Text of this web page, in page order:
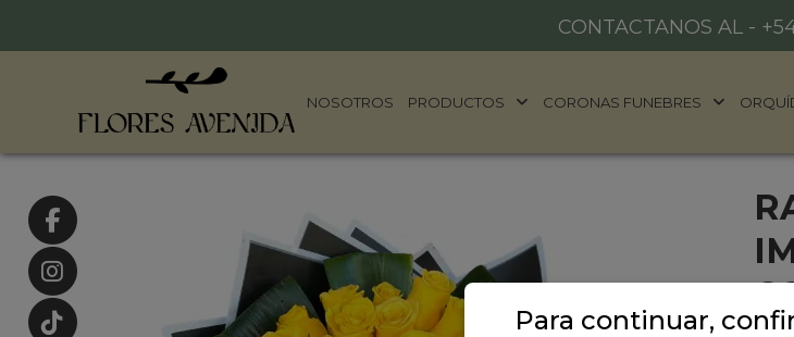
CONTACTANOS AL -
NOSOTROS PRODUCTOS CORONAS FUNEBRES
Para continuar,